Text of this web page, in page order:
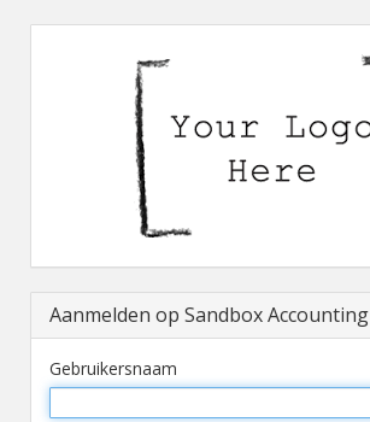
Aanmelden op Sandbox Accounting
Gebruikersnaam